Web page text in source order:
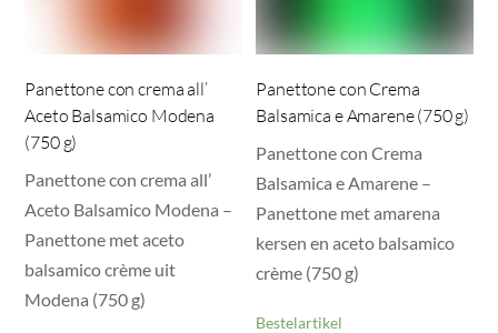
Panettone con crema all’
Aceto Balsamico Modena
(750 g)
Panettone con crema all’
Aceto Balsamico Modena –
Panettone met aceto
balsamico crème uit
Modena (750 g)
Panettone con Crema
Balsamica e Amarene (750 g)
Panettone con Crema
Balsamica e Amarene –
Panettone met amarena
kersen en aceto balsamico
crème (750 g)
Bestelartikel